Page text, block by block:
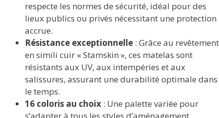
respecte les normes de sécurité, idéal pour des
lieux publics ou privés nécessitant une protection
accrue.
Résistance exceptionnelle : Grâce au revêtement
en simili cuir « Stamskin », ces matelas sont
résistants aux UV, aux intempéries et aux
salissures, assurant une durabilité optimale dans
le temps.
16 coloris au choix : Une palette variée pour